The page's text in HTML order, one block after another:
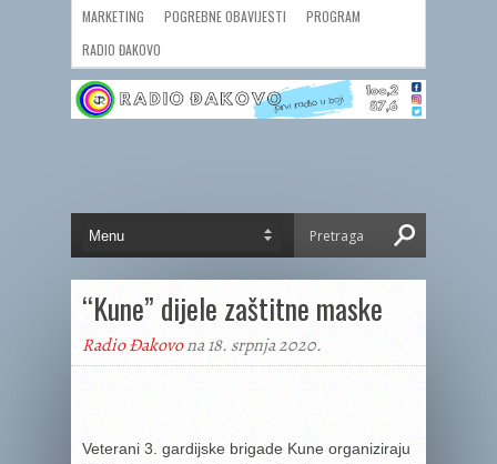
MARKETING POGREBNE OBAVIJESTI
PROGRAM
RADIO ĐAKOVO
“Kune” dijele zaštitne maske
Radio Đakovona 18. srpnja 2020.
Veterani 3. gardijske brigade Kune organiziraju